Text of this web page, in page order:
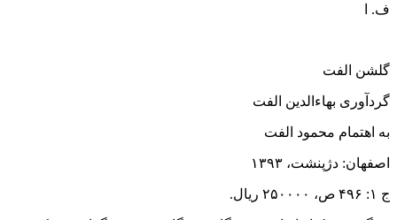
ف. ا
گلشن الفت
گردآوری بهاءالدین الفت
به اهتمام محمود الفت
اصفهان: دژپنشت، ۱۳۹۳
ج ۱: ۴۹۶ ص، ۲۵۰۰۰۰ ریال.